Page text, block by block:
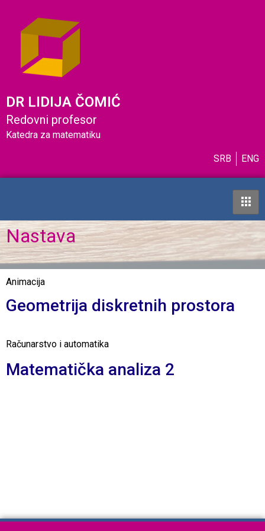
DR LIDIJA ČOMIĆ
Redovni profesor
Katedra za matematiku
SRB ENG
Nastava
Animacija
Geometrija diskretnih prostora
Računarstvo i automatika
Matematička analiza 2